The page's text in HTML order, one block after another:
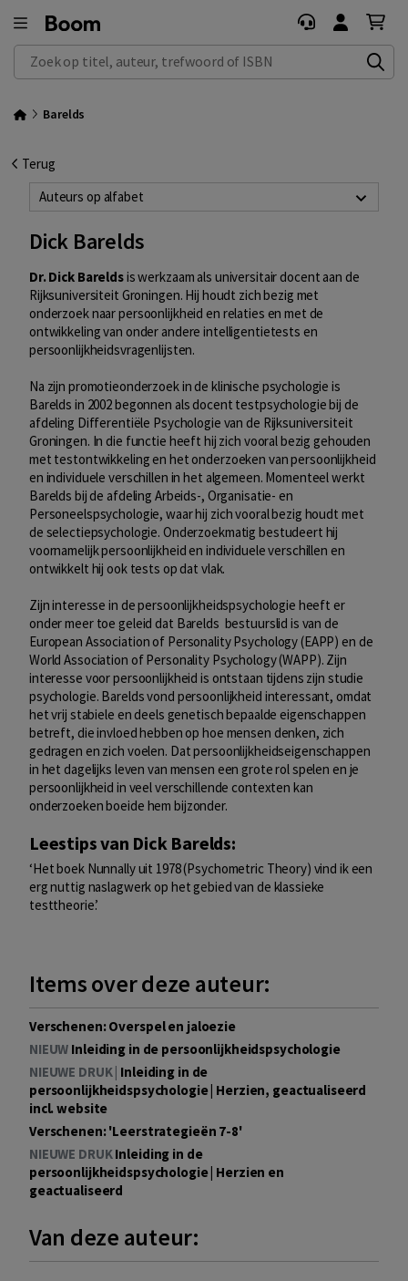
Zoek op titel, auteur, trefwoord of ISBN
Barelds
Terug
Auteurs op alfabet
Dick Barelds
Dr. Dick Bareldsis werkzaam als universitair docent aan de
Rijksuniversiteit Groningen. Hij houdt zich bezig met
onderzoek naar persoonlijkheid en relaties en met de
ontwikkeling van onder andere intelligentietests en
persoonlijkheidsvragenlijsten.
Na zijn promotieonderzoek in de klinische psychologie is
Barelds in 2002 begonnen als docent testpsychologie bij de
afdeling Differentiële Psychologie van de Rijksuniversiteit
Groningen. In die functie heeft hij zich vooral bezig gehouden
met testontwikkeling en het onderzoeken van persoonlijkheid
en individuele verschillen in het algemeen. Momenteel werkt
Barelds bij de afdeling Arbeids-, Organisatie- en
Personeelspsychologie, waar hij zich vooral bezig houdt met
de selectiepsychologie. Onderzoekmatig bestudeert hij
voornamelijk persoonlijkheid en individuele verschillen en
ontwikkelt hij ook tests op dat vlak.
Zijn interesse in de persoonlijkheidspsychologie heeft er
onder meer toe geleid dat Barelds bestuurslid is van de
European Association of Personality Psychology (EAPP) en de
World Association of Personality Psychology (WAPP). Zijn
interesse voor persoonlijkheid is ontstaan tijdens zijn studie
psychologie. Barelds vond persoonlijkheid interessant, omdat
het vrij stabiele en deels genetisch bepaalde eigenschappen
betreft, die invloed hebben op hoe mensen denken, zich
gedragen en zich voelen. Dat persoonlijkheidseigenschappen
in het dagelijks leven van mensen een grote rol spelen en je
persoonlijkheid in veel verschillende contexten kan
onderzoeken boeide hem bijzonder.
Leestips van Dick Barelds:
‘Het boek Nunnally uit 1978 (Psychometric Theory) vind ik een
erg nuttig naslagwerk op het gebied van de klassieke
testtheorie.’
Items over deze auteur:
Verschenen: Overspel en jaloezie
NIEUW Inleiding in de persoonlijkheidspsychologie
NIEUWE DRUK | Inleiding in de
persoonlijkheidspsychologie | Herzien, geactualiseerd
incl. website
Verschenen: 'Leerstrategieën 7-8'
NIEUWE DRUKInleiding in de
persoonlijkheidspsychologie | Herzien en
geactualiseerd
Van deze auteur: